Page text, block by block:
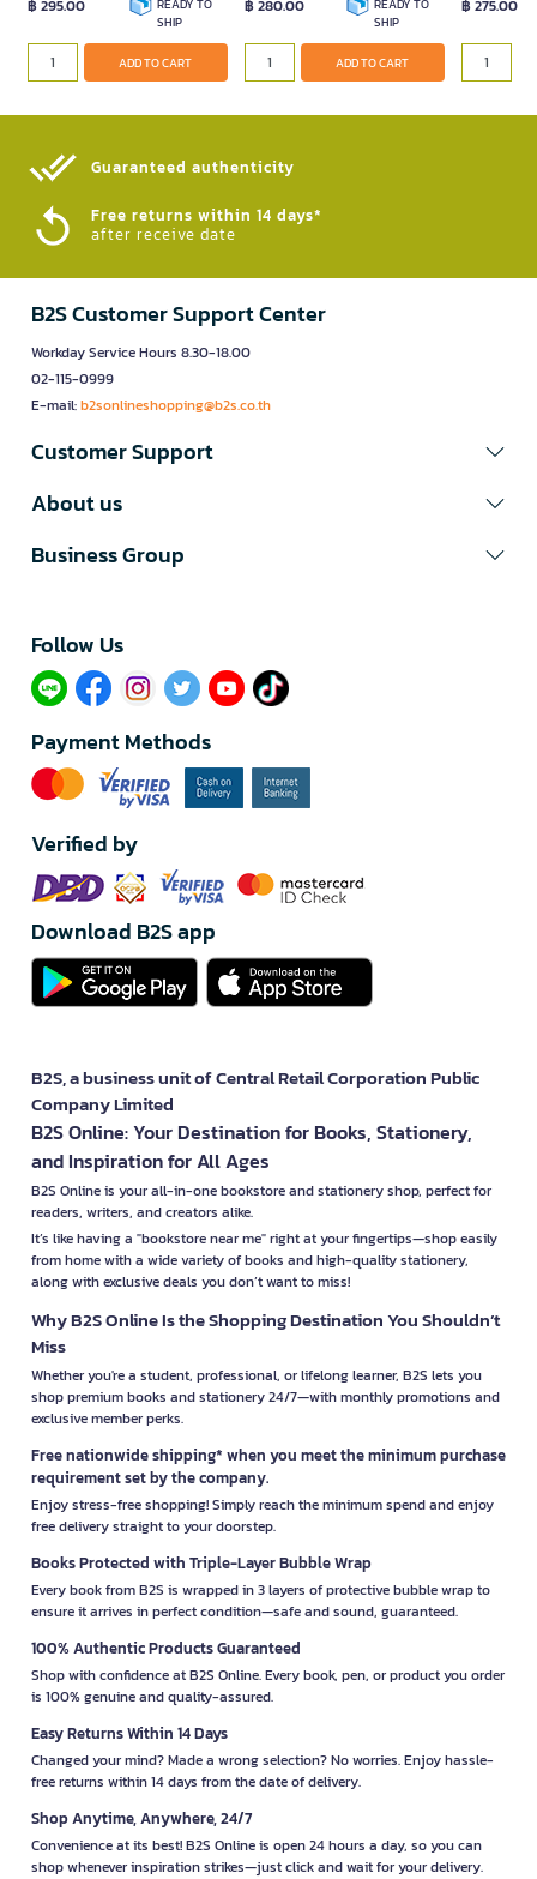
฿ 295.00
READY TO
SHIP
ADD TO CART
฿ 280.00
READY TO
SHIP
ADD TO CART
฿ 275.00
Guaranteed authenticity​
Free returns within 14 days*
after receive date
B2S Customer Support Center
Workday Service Hours 8.30-18.00
02-115-0999
E-mail:b2sonlineshopping@b2s.co.th
Customer Support
About us
Business Group
Follow Us​
Payment Methods
Verified by
Download B2S app
B2S, a business unit of Central Retail Corporation Public
Company Limited
B2S Online: Your Destination for Books, Stationery,
and Inspiration for All Ages
B2S Online is your all-in-one bookstore and stationery shop, perfect for
readers, writers, and creators alike.
It’s like having a "bookstore near me" right at your fingertips—shop easily
from home with a wide variety of books and high-quality stationery,
along with exclusive deals you don’t want to miss!
Why B2S Online Is the Shopping Destination You Shouldn’t
Miss
Whether you're a student, professional, or lifelong learner, B2S lets you
shop premium books and stationery 24/7—with monthly promotions and
exclusive member perks.
Free nationwide shipping* when you meet the minimum purchase
requirement set by the company.
Enjoy stress-free shopping! Simply reach the minimum spend and enjoy
free delivery straight to your doorstep.
Books Protected with Triple-Layer Bubble Wrap
Every book from B2S is wrapped in 3 layers of protective bubble wrap to
ensure it arrives in perfect condition—safe and sound, guaranteed.
100% Authentic Products Guaranteed
Shop with confidence at B2S Online. Every book, pen, or product you order
is 100% genuine and quality-assured.
Easy Returns Within 14 Days
Changed your mind? Made a wrong selection? No worries. Enjoy hassle-
free returns within 14 days from the date of delivery.
Shop Anytime, Anywhere, 24/7
Convenience at its best! B2S Online is open 24 hours a day, so you can
shop whenever inspiration strikes—just click and wait for your delivery.